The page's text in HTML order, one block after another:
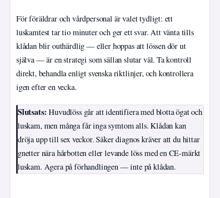
För föräldrar och vårdpersonal är valet tydligt: ett
luskamtest tar tio minuter och ger ett svar. Att vänta tills
klådan blir outhärdlig — eller hoppas att lössen dör ut
själva — är en strategi som sällan slutar väl. Ta kontroll
direkt, behandla enligt svenska riktlinjer, och kontrollera
igen efter en vecka.
Slutsats: Huvudlöss går att identifiera med blotta ögat och
luskam, men många får inga symtom alls. Klådan kan
dröja upp till sex veckor. Säker diagnos kräver att du hittar
gnetter nära hårbotten eller levande löss med en CE-märkt
luskam. Agera på förhandlingen — inte på klådan.